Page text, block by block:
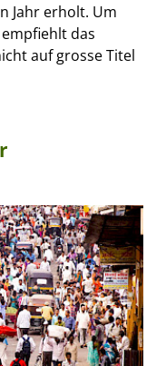
Jahr erholt. Um
das
auf grosse Titel